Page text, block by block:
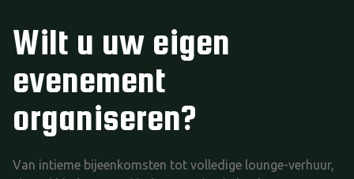
Wilt u uw eigen
evenement
organiseren?
Van intieme bijeenkomsten tot volledige lounge-verhuur,